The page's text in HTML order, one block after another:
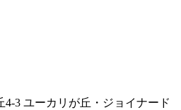
3 ユーカリが丘・ジョイナード